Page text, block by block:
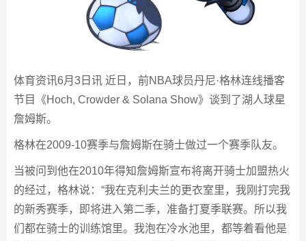
体育资讯6月3日讯 近日，前NBA球员丹尼·格林连线播客
节目《Hoch, Crowder & Solana Show》谈到了湖人球星
詹姆斯。
格林在2009-10赛季与詹姆斯在骑士做过一个赛季队友。
当被问到他在2010年得知詹姆斯宣布将离开骑士加盟热火
的经过，格林说：“我在克利夫兰的更衣室里，我刚打完我
的新秀赛季，即将进入第二季，准备打夏季联赛。所以我
们都在骑士的训练馆里。我泡在冷水池里，都等着看他是